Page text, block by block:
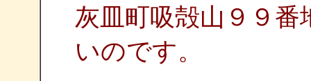
灰皿町吸殻山９９
いのです。